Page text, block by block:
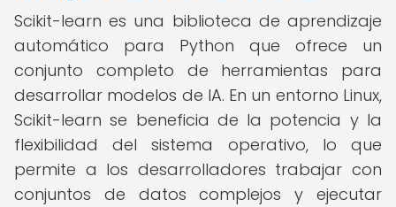
Scikit-learn es una biblioteca de aprendizaje
automático para Python que ofrece un
conjunto completo de herramientas para
desarrollar modelos de IA. En un entorno Linux,
Scikit-learn se beneficia de la potencia y la
flexibilidad del sistema operativo, lo que
permite a los desarrolladores trabajar con
conjuntos de datos complejos y ejecutar